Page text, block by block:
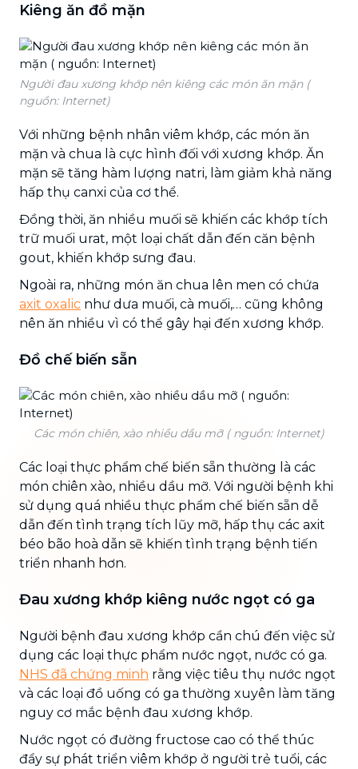
Kiêng ăn đồ mặn
Người đau xương khớp nên kiêng các món ăn mặn (
nguồn: Internet)
Với những bệnh nhân viêm khớp, các món ăn
mặn và chua là cực hình đối với xương khớp. Ăn
mặn sẽ tăng hàm lượng natri, làm giảm khả năng
hấp thụ canxi của cơ thể.
Đồng thời, ăn nhiều muối sẽ khiến các khớp tích
trữ muối urat, một loại chất dẫn đến căn bệnh
gout, khiến khớp sưng đau.
Ngoài ra, những món ăn chua lên men có chứa
axit oxalic như dưa muối, cà muối,… cũng không
nên ăn nhiều vì có thể gây hại đến xương khớp.
Đồ chế biến sẵn
Các món chiên, xào nhiều dầu mỡ ( nguồn: Internet)
Các loại thực phẩm chế biến sẵn thường là các
món chiên xào, nhiều dầu mỡ. Với người bệnh khi
sử dụng quá nhiều thực phẩm chế biến sẵn dễ
dẫn đến tình trạng tích lũy mỡ, hấp thụ các axit
béo bão hoà dẫn sẽ khiến tình trạng bệnh tiến
triển nhanh hơn.
Đau xương khớp kiêng nước ngọt có ga
Người bệnh đau xương khớp cần chú đến việc sử
dụng các loại thực phẩm nước ngọt, nước có ga.
NHS đã chứng minh rằng việc tiêu thụ nước ngọt
và các loại đồ uống có ga thường xuyên làm tăng
nguy cơ mắc bệnh đau xương khớp.
Nước ngọt có đường fructose cao có thể thúc
đẩy sự phát triển viêm khớp ở người trẻ tuổi, các